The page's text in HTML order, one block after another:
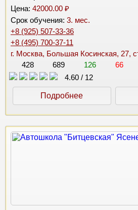
Цена: 42000.00 ₽
Срок обучения: 3. мес.
+8 (925) 507-33-36
+8 (495) 700-37-11
г. Москва, Большая Косинская, 27,
428
689 126
66
4.60 / 12
Подробнее